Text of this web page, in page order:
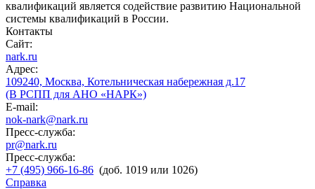
квалификаций является содействие развитию Национальной
системы квалификаций в России.
Контакты
Сайт:
nark.ru
Адрес:
109240, Москва, Котельническая набережная д.17
(В РСПП для АНО «НАРК»)
E-mail:
nok-nark@nark.ru
Пресс-служба:
pr@nark.ru
Пресс-служба:
+7 (495) 966-16-86 (доб. 1019 или 1026)
Справка